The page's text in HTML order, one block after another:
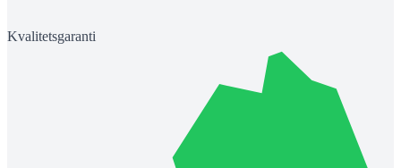
Kvalitetsgaranti